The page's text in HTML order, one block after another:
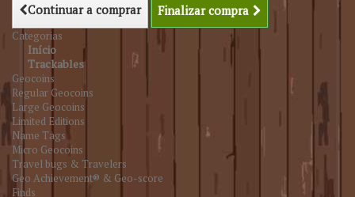
Continuar a comprar Finalizar compra
Categorias
Início
Trackables
Geocoins
Regular Geocoins
Large Geocoins
Limited Editions
Name Tags
Micro Geocoins
Travel bugs & Travelers
Geo Achievement® & Geo-score
Finds